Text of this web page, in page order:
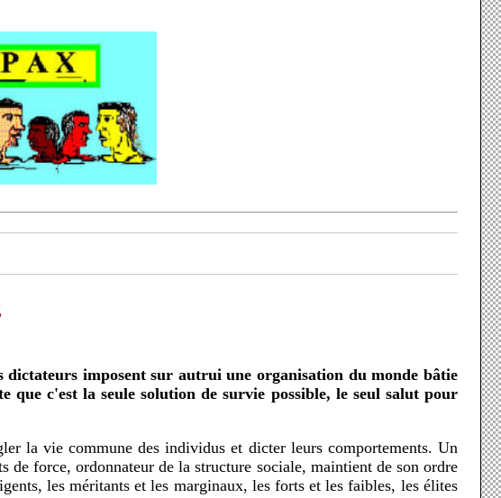
que c'est la seule solution de survie possible, le seul salut pour
de force, ordonnateur de la structure sociale, maintient de son ordre
les méritants et les marginaux, les forts et les faibles, les élites